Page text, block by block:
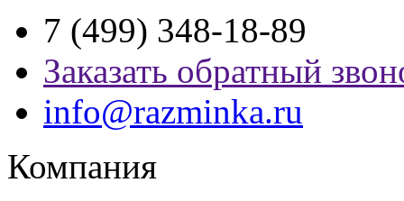
7 (499) 348-18-89
Заказать обратный
info@razminka.ru
Компания